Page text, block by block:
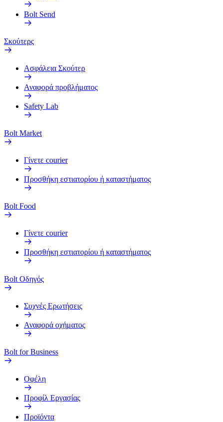
Bolt Send
Σκούτερς
Ασφάλεια Σκούτερ
Αναφορά προβλήματος
Safety Lab
Bolt Market
Γίνετε courier
Προσθήκη εστιατορίου ή καταστήματος
Bolt Food
Γίνετε courier
Προσθήκη εστιατορίου ή καταστήματος
Bolt Οδηγός
Συχνές Ερωτήσεις
Αναφορά οχήματος
Bolt for Business
Οφέλη
Προφίλ Εργασίας
Προϊόντα